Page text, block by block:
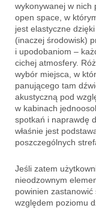
wykonywanej w nich
open space, w
jest elastyczne
(inaczej środowisk)
i upodobaniom –
cichej atmosfery.
wybór miejsca, w
panującego tam
akustyczną pod
w kabinach
spotkań i naprawdę
właśnie jest
poszczególnych
Jeśli zatem
nieodzownym
powinien
względem poziomu